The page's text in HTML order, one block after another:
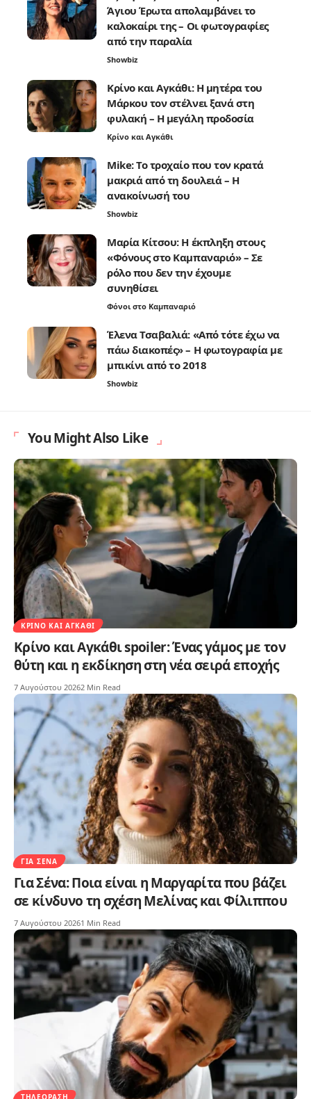
Άγιου Έρωτα απολαμβάνει το
καλοκαίρι της – Οι φωτογραφίες
από την παραλία
Showbiz
Κρίνο και Αγκάθι: Η μητέρα του
Μάρκου τον στέλνει ξανά στη
φυλακή – Η μεγάλη προδοσία
Κρίνο και Αγκάθι
Mike: Το τροχαίο που τον κρατά
μακριά από τη δουλειά – Η
ανακοίνωσή του
Showbiz
Μαρία Κίτσου: Η έκπληξη στους
«Φόνους στο Καμπαναριό» – Σε
ρόλο που δεν την έχουμε
συνηθίσει
Φόνοι στο Καμπαναριό
Έλενα Τσαβαλιά: «Από τότε έχω να
πάω διακοπές» – Η φωτογραφία με
μπικίνι από το 2018
Showbiz
You Might Also Like
ΚΡΊΝΟ ΚΑΙ ΑΓΚΆΘΙ
Κρίνο και Αγκάθι spoiler: Ένας γάμος με τον
θύτη και η εκδίκηση στη νέα σειρά εποχής
7 Αυγούστου 20262 Min Read
ΓΙΑ ΣΈΝΑ
Για Σένα: Ποια είναι η Μαργαρίτα που βάζει
σε κίνδυνο τη σχέση Μελίνας και Φίλιππου
7 Αυγούστου 20261 Min Read
ΤΗΛΕΌΡΑΣΗ